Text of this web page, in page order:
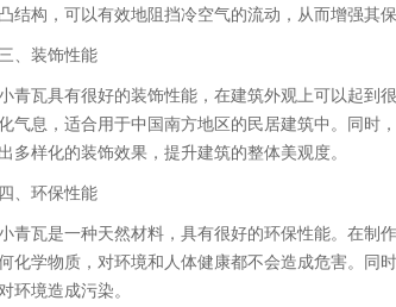
凸结构，可以有效地阻挡冷空气的流动，从而增强其保
三、装饰性能
青瓦具有很好的装饰性能，在建筑外观上可以起到
气息，适合用于中国南方地区的民居建筑中。同时
出多样化的装饰效果，提升建筑的整体美观度。
四、环保性能
青瓦是一种天然材料，具有很好的环保性能。在制
化学物质，对环境和人体健康都不会造成危害。同
对环境造成污染。